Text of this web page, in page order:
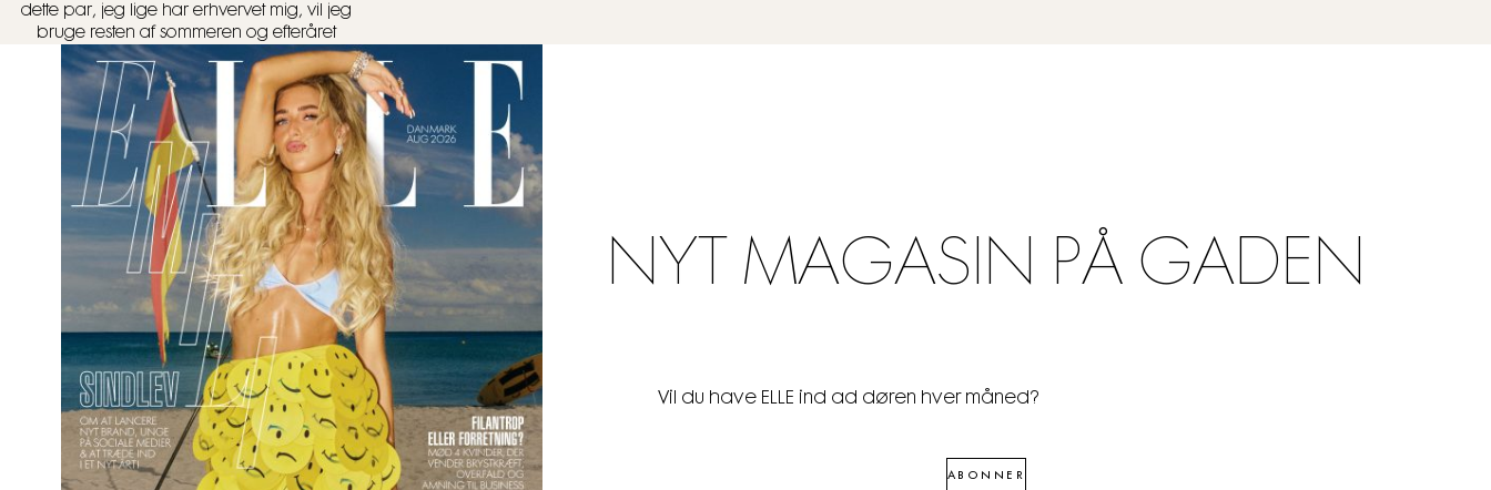
dette par, jeg lige har erhvervet mig, vil jeg
bruge resten af sommeren og efteråret
NYT MAGASIN PÅ GADEN
Vil du have ELLE ind ad døren hver måned?
ABONNER